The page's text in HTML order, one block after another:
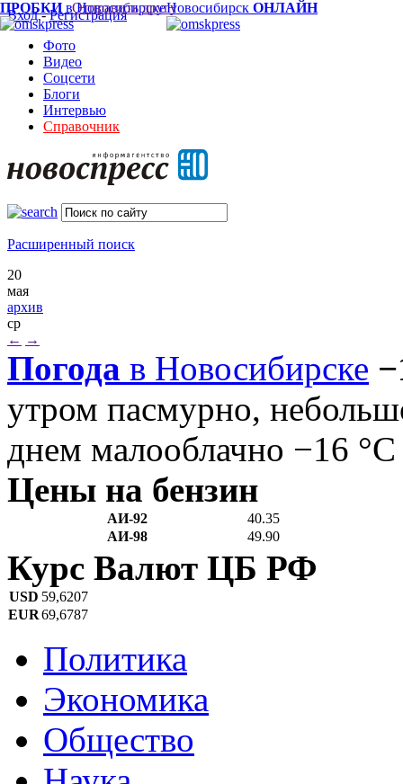
Вход-Регистрация
Фото
Видео
Соцсети
Блоги
Интервью
Справочник
Расширенный поиск
20
мая
архив
ср
← →
Погода в Новосибирске
утром пасмурно,
днем малооблачно −16 °C
Цены на бензин
АИ-92
40.35
АИ-98
49.90
ПРОБКИв НовосибирскеНовосибирск ОНЛАЙН
Курс Валют ЦБ РФ
USD 59,6207
EUR69,6787
Политика
Экономика
Общество
Отправить другу